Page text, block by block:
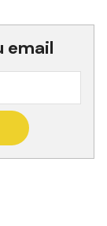
email